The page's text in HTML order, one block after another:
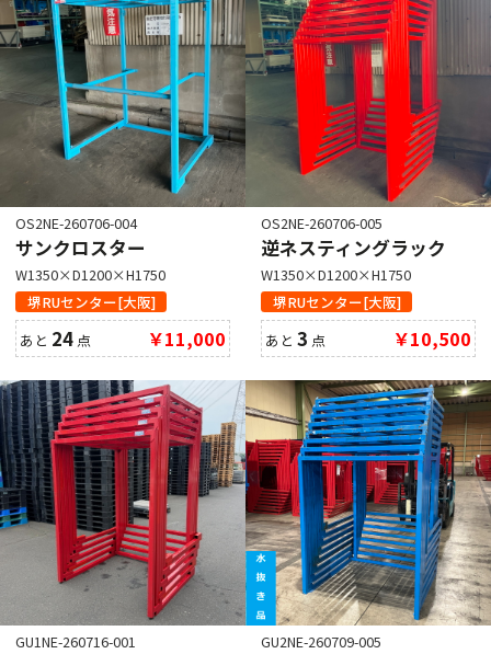
OS2NE-260706-004
サンクロスター
W1350×D1200×H1750
堺RUセンター[大阪]
あと 24 点 ￥11,000
OS2NE-260706-005
逆ネスティングラック
W1350×D1200×H1750
堺RUセンター[大阪]
あと3 点 ￥10,500
GU1NE-260716-001 GU2NE-260709-005